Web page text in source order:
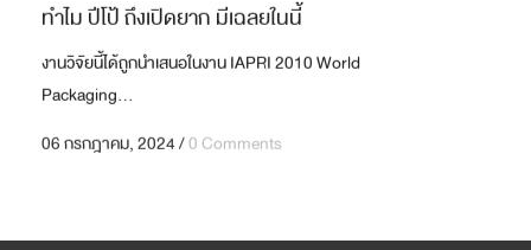
ทำไม ปีโป้ ถึงเปิดยาก มีเฉลยในนี้
งานวิจัยนี้ได้ถูกนำเสนอในงาน IAPRI 2010 World
Packaging...
06 กรกฎาคม, 2024/0 Comments